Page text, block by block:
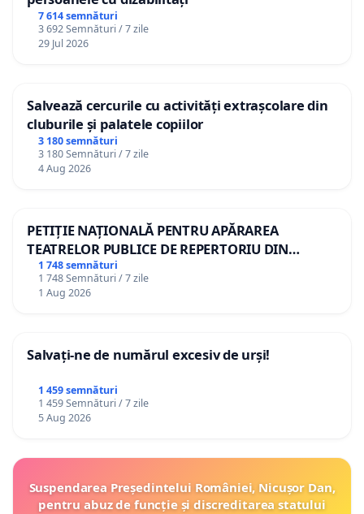
7 614 semnături
3 692 Semnături / 7 zile
29 Jul 2026
Salvează cercurile cu activități extrașcolare din
cluburile și palatele copiilor
3 180 semnături
3 180 Semnături / 7 zile
4 Aug 2026
PETIȚIE NAȚIONALĂ PENTRU APĂRAREA
TEATRELOR PUBLICE DE REPERTORIU DIN
ROMÂNIA
1 748 semnături
1 748 Semnături / 7 zile
1 Aug 2026
Salvați-ne de numărul excesiv de urși!
1 459 semnături
1 459 Semnături / 7 zile
5 Aug 2026
Suspendarea Președintelui României, Nicușor Dan,
pentru abuz de funcție și discreditarea statului